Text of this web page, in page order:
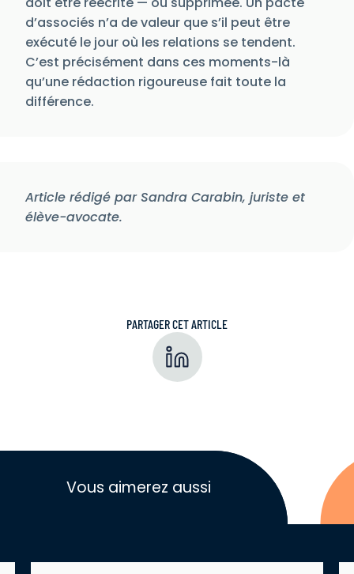
d’associés n’a de valeur que s’il peut être
exécuté le jour où les relations se tendent.
C’est précisément dans ces moments-là
qu’une rédaction rigoureuse fait toute la
différence.
Article rédigé par Sandra Carabin, juriste et
élève-avocate.
PARTAGER CET ARTICLE
Vous aimerez aussi